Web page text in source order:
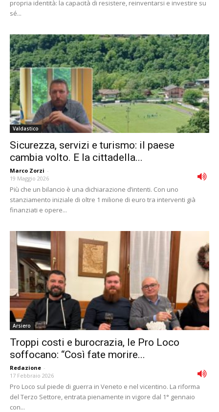
propria identità: la capacità di resistere, reinventarsi e investire su
sé...
Valdastico
Sicurezza, servizi e turismo: il paese
cambia volto. E la cittadella...
Marco Zorzi -
19 Maggio 2026
Più che un bilancio è una dichiarazione d’intenti. Con uno
stanziamento iniziale di oltre 1 milione di euro tra interventi già
finanziati e opere...
Arsiero
Troppi costi e burocrazia, le Pro Loco
soffocano: “Così fate morire...
Redazione -
17 Febbraio 2026
Pro Loco sul piede di guerra in Veneto e nel vicentino. La riforma
del Terzo Settore, entrata pienamente in vigore dal 1° gennaio
con...